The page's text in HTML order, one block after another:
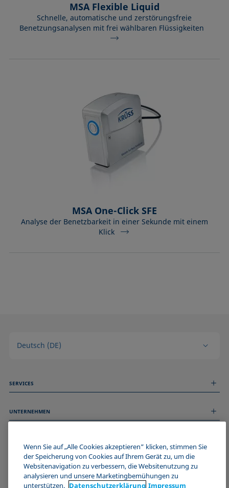
MSA Flexible Liquid
Schnelle, automatische und zerstörungsfreie
Benetzungsanalysen mit frei wählbaren Flüssigkeiten
MSA One-Click SFE
Analyse der Benetzbarkeit in einer Sekunde mit einem
Klick
Deutsch (DE)
SERVICES
Technischer Service
UNTERNEHMEN
Stellenangebote
Events
Impressum
Datenschutzerklärung
Cookie-Richtlinie
WERDE TEIL DER KRÜSS COMMUNITY
Wenn Sie auf „Alle Cookies akzeptieren“ klicken, stimmen Sie
der Speicherung von Cookies auf Ihrem Gerät zu, um die
Websitenavigation zu verbessern, die Websitenutzung zu
analysieren und unsere Marketingbemühungen zu
unterstützen. Datenschutz­erklärung Impressum